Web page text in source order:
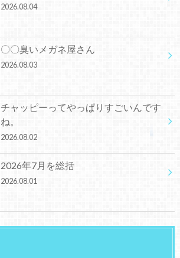
2026.08.04
〇〇臭いメガネ屋さん
2026.08.03
チャッピーってやっぱりすごいんです
ね。
2026.08.02
2026年7月を総括
2026.08.01